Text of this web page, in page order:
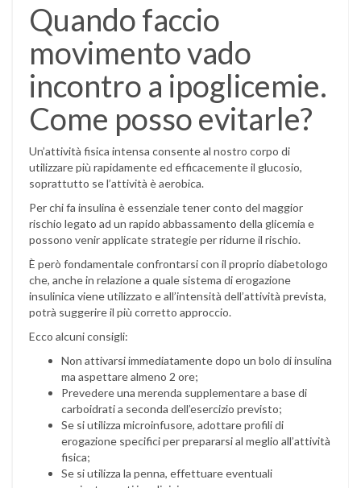
Quando faccio
movimento vado
incontro a ipoglicemie.
Come posso evitarle?
Un’attività fisica intensa consente al nostro corpo di
utilizzare più rapidamente ed efficacemente il glucosio,
soprattutto se l’attività è aerobica.
Per chi fa insulina è essenziale tener conto del maggior
rischio legato ad un rapido abbassamento della glicemia e
possono venir applicate strategie per ridurne il rischio.
È però fondamentale confrontarsi con il proprio diabetologo
che, anche in relazione a quale sistema di erogazione
insulinica viene utilizzato e all’intensità dell’attività prevista,
potrà suggerire il più corretto approccio.
Ecco alcuni consigli:
Non attivarsi immediatamente dopo un bolo di insulina
ma aspettare almeno 2 ore;
Prevedere una merenda supplementare a base di
carboidrati a seconda dell’esercizio previsto;
Se si utilizza microinfusore, adottare profili di
erogazione specifici per prepararsi al meglio all’attività
fisica;
Se si utilizza la penna, effettuare eventuali